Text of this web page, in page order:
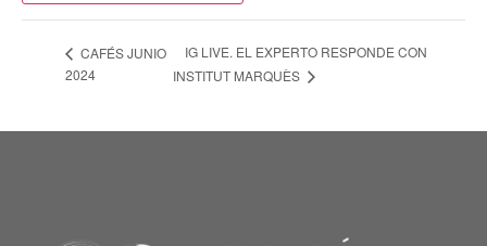
CAFÉS JUNIO
2024
IG LIVE. EL EXPERTO RESPONDE CON
INSTITUT MARQUÈS